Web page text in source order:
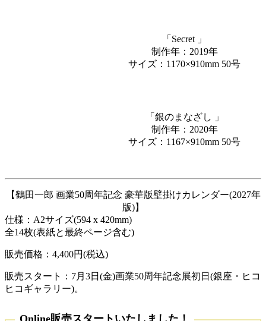
「Secret 」
制作年：2019年
サイズ：1170×910mm 50号
「銀のまなざし 」
制作年：2020年
サイズ：1167×910mm 50号
【鶴田一郎 画業50周年記念 豪華版壁掛けカレンダー(2027年
版)】
仕様：A2サイズ(594 x 420mm)
全14枚(表紙と最終ページ含む)
販売価格：4,400円(税込)
販売スタート：7月3日(金)画業50周年記念展初日(銀座・ヒコ
ヒコギャラリー)。
Online販売スタートいたしました！